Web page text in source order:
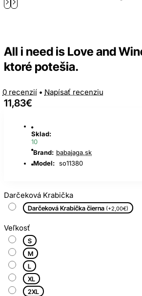
All i need is Love and
ktoré potešia.
0 recenzií • Napísať recenziu
11,83€
Sklad:
10
Brand: babajaga.sk
Model: so11380
Darčeková Krabička
Darčeková Krabička čierna (+2,00€)
Veľkosť
S
M
L
XL
2XL